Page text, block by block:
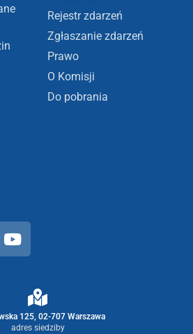
Rejestr zdarzeń
Zgłaszanie zdarzeń
Prawo
O Komisji
Do pobrania
125, 02-707 Warszawa
adres siedziby